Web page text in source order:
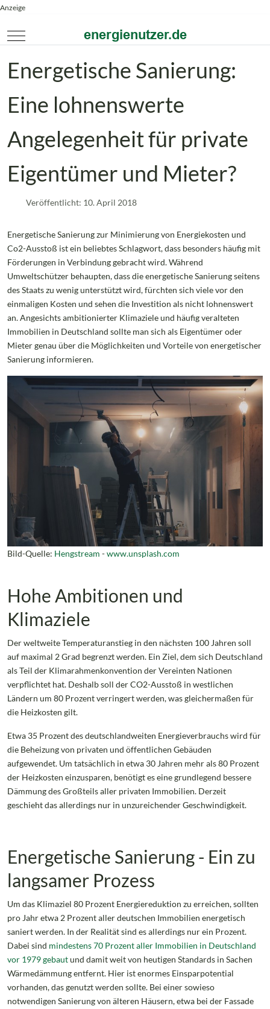
Anzeige
Mobile Menu Toggle
Energetische Sanierung:
Eine lohnenswerte
Angelegenheit für private
Eigentümer und Mieter?
Veröffentlicht: 10. April 2018
Energetische Sanierung zur Minimierung von Energiekosten und
Co2-Ausstoß ist ein beliebtes Schlagwort, dass besonders häufig mit
Förderungen in Verbindung gebracht wird. Während
Umweltschützer behaupten, dass die energetische Sanierung seitens
des Staats zu wenig unterstützt wird, fürchten sich viele vor den
einmaligen Kosten und sehen die Investition als nicht lohnenswert
an. Angesichts ambitionierter Klimaziele und häufig veralteten
Immobilien in Deutschland sollte man sich als Eigentümer oder
Mieter genau über die Möglichkeiten und Vorteile von energetischer
Sanierung informieren.
Bild-Quelle: Hengstream -www.unsplash.com
Hohe Ambitionen und
Klimaziele
Der weltweite Temperaturanstieg in den nächsten 100 Jahren soll
auf maximal 2 Grad begrenzt werden. Ein Ziel, dem sich Deutschland
als Teil der Klimarahmenkonvention der Vereinten Nationen
verpflichtet hat. Deshalb soll der CO2-Ausstoß in westlichen
Ländern um 80 Prozent verringert werden, was gleichermaßen für
die Heizkosten gilt.
Etwa 35 Prozent des deutschlandweiten Energieverbrauchs wird für
die Beheizung von privaten und öffentlichen Gebäuden
aufgewendet. Um tatsächlich in etwa 30 Jahren mehr als 80 Prozent
der Heizkosten einzusparen, benötigt es eine grundlegend bessere
Dämmung des Großteils aller privaten Immobilien. Derzeit
geschieht das allerdings nur in unzureichender Geschwindigkeit.
Energetische Sanierung - Ein zu
langsamer Prozess
Um das Klimaziel 80 Prozent Energiereduktion zu erreichen, sollten
pro Jahr etwa 2 Prozent aller deutschen Immobilien energetisch
saniert werden. In der Realität sind es allerdings nur ein Prozent.
Dabei sind mindestens 70 Prozent aller Immobilien in Deutschland
vor 1979 gebautund damit weit von heutigen Standards in Sachen
Wärmedämmung entfernt. Hier ist enormes Einsparpotential
vorhanden, das genutzt werden sollte. Bei einer sowieso
notwendigen Sanierung von älteren Häusern, etwa bei der Fassade